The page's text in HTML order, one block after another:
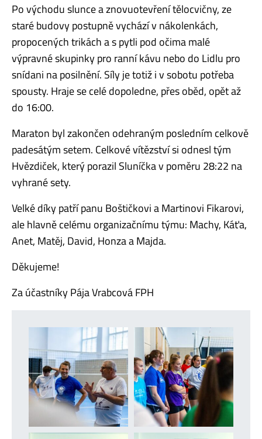
Po východu slunce a znovuotevření tělocvičny, ze
staré budovy postupně vychází v nákolenkách,
propocených trikách a s pytli pod očima malé
výpravné skupinky pro ranní kávu nebo do Lidlu pro
snídani na posilnění. Síly je totiž i v sobotu potřeba
spousty. Hraje se celé dopoledne, přes oběd, opět až
do 16:00.
Maraton byl zakončen odehraným posledním celkově
padesátým setem. Celkové vítězství si odnesl tým
Hvězdiček, který porazil Sluníčka v poměru 28:22 na
vyhrané sety.
Velké díky patří panu Boštičkovi a Martinovi Fikarovi,
ale hlavně celému organizačnímu týmu: Machy, Káťa,
Anet, Matěj, David, Honza a Majda.
Děkujeme!
Za účastníky Pája Vrabcová FPH